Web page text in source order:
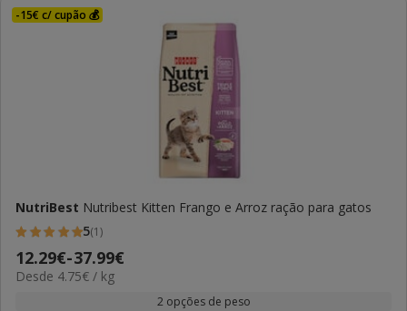
-15€ c/ cupão 💰
NutriBest Nutribest Kitten Frango e Arroz ração para gatos
5
estrelas
com
5(1)
Preço
de
12.29€-37.99€
4.75€
Desde 4.75€ / kg
2 opções de peso